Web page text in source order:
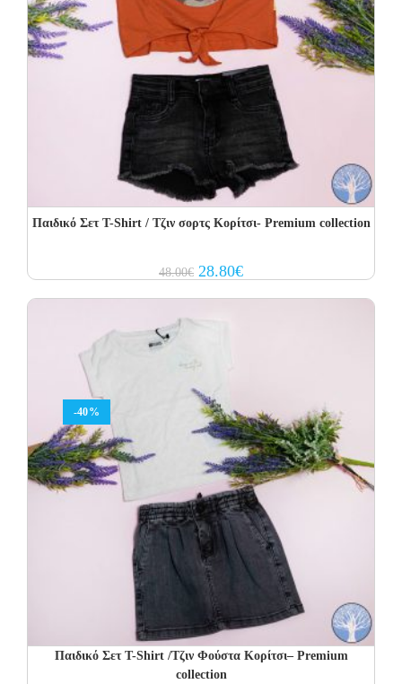
Παιδικό Σετ T-Shirt / Τζιν σορτς Κορίτσι- Premium collection
48.00€ Original
price
28.80€Current
price
-40%
Παιδικό Σετ T-Shirt /Τζιν Φούστα Κορίτσι– Premium
collection